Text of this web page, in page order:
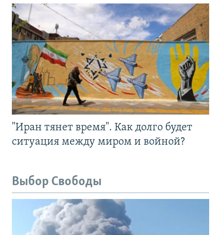
"Иран тянет время". Как долго будет
ситуация между миром и войной?
Выбор Свободы